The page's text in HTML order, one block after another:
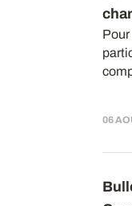
06